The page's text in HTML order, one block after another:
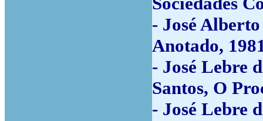
- José
Anotado,
- José Lebre
Santos, O
- José Lebre